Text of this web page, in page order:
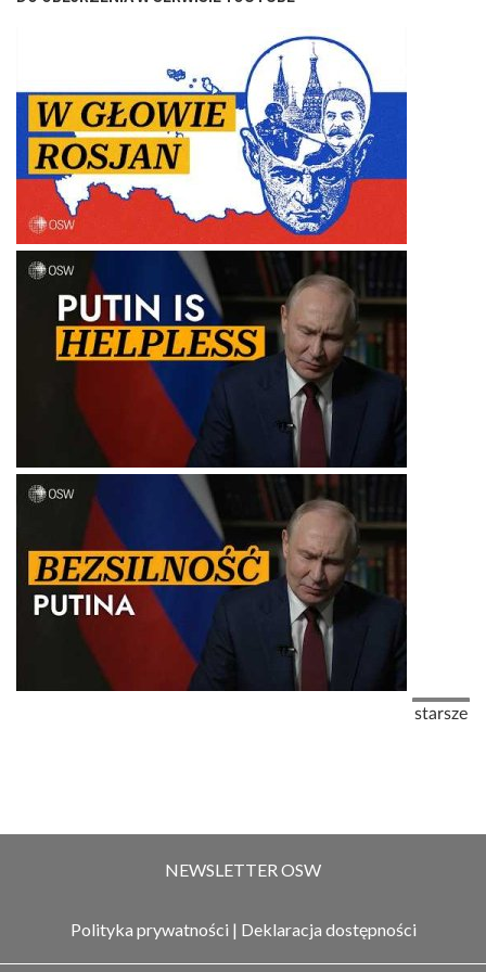
starsze
NEWSLETTER OSW
Polityka prywatności | Deklaracja dostępności